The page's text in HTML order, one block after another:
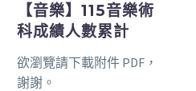
【音樂】115音樂術
科成績人數累計
欲瀏覽請下載附件 PDF，
謝謝。